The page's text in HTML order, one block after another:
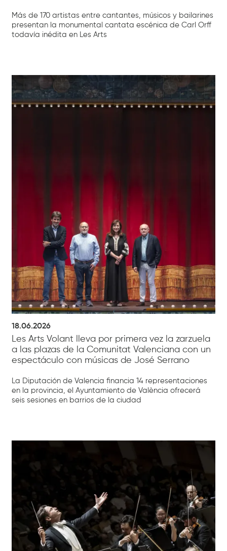
Más de 170 artistas entre cantantes, músicos y bailarines
presentan la monumental cantata escénica de Carl Orff
todavía inédita en Les Arts
18.06.2026
Les Arts Volant lleva por primera vez la zarzuela
a las plazas de la Comunitat Valenciana con un
espectáculo con músicas de José Serrano
La Diputación de Valencia financia 14 representaciones
en la provincia, el Ayuntamiento de València ofrecerá
seis sesiones en barrios de la ciudad